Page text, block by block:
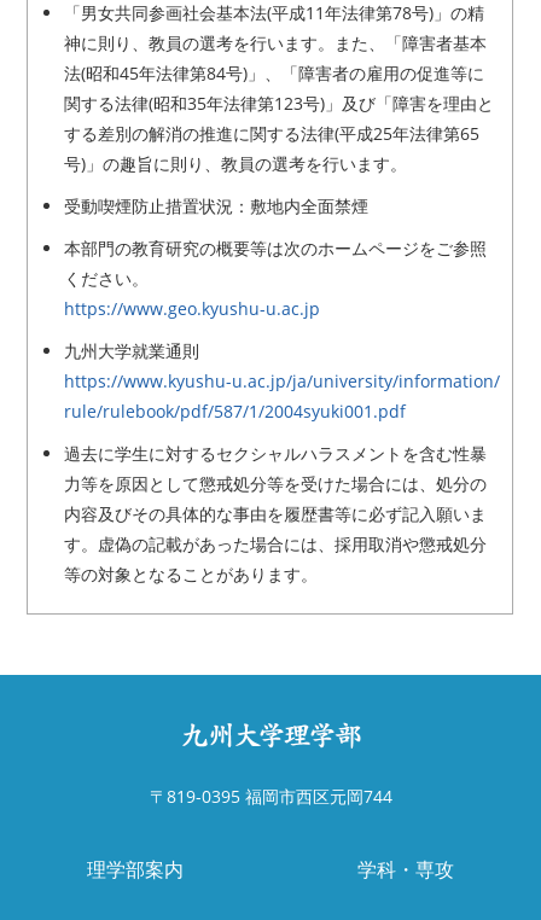
「男女共同参画社会基本法(平成11年法律第78号)」の精
神に則り、教員の選考を行います。また、「障害者基本
法(昭和45年法律第84号)」、「障害者の雇用の促進等に
関する法律(昭和35年法律第123号)」及び「障害を理由と
する差別の解消の推進に関する法律(平成25年法律第65
号)」の趣旨に則り、教員の選考を行います。
受動喫煙防止措置状況：敷地内全面禁煙
本部門の教育研究の概要等は次のホームページをご参照
ください。
https://www.geo.kyushu-u.ac.jp
九州大学就業通則
https://www.kyushu-u.ac.jp/ja/university/information/
rule/rulebook/pdf/587/1/2004syuki001.pdf
過去に学生に対するセクシャルハラスメントを含む性暴
力等を原因として懲戒処分等を受けた場合には、処分の
内容及びその具体的な事由を履歴書等に必ず記入願いま
す。虚偽の記載があった場合には、採用取消や懲戒処分
等の対象となることがあります。
〒819-0395 福岡市西区元岡744
理学部案内 学科・専攻